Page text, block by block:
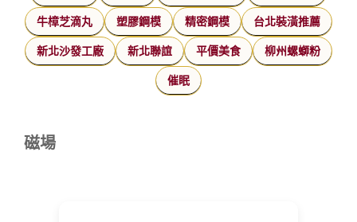
牛樟芝滴丸 塑膠鋼模 精密鋼模 台北裝潢推薦
新北沙發工廠 新北聯誼 平價美食 柳州螺螄粉
催眠
磁場